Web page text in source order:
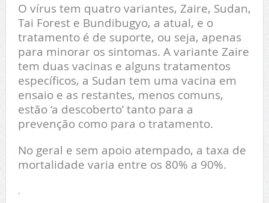
O vírus tem quatro variantes, Zaire, Sudan,
Tai Forest e Bundibugyo, a atual, e o
tratamento é de suporte, ou seja, apenas
para minorar os sintomas. A variante Zaire
tem duas vacinas e alguns tratamentos
específicos, a Sudan tem uma vacina em
ensaio e as restantes, menos comuns,
estão ‘a descoberto’ tanto para a
prevenção como para o tratamento.
No geral e sem apoio atempado, a taxa de
mortalidade varia entre os 80% a 90%.
.